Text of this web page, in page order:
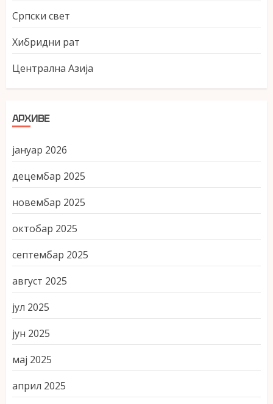
Српски свет
Хибридни рат
Централна Азија
АРХИВЕ
јануар 2026
децембар 2025
новембар 2025
октобар 2025
септембар 2025
август 2025
јул 2025
јун 2025
мај 2025
април 2025